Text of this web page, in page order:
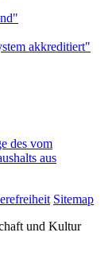
des vom
aus
Sitemap
und Kultur